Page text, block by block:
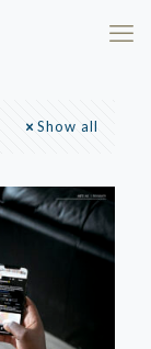
Show all